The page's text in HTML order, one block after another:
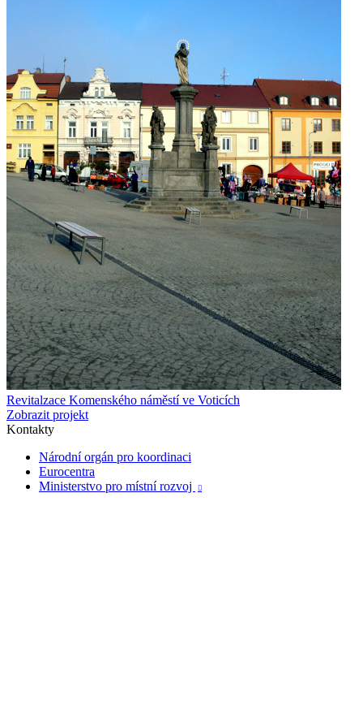
Revitalzace Komenského náměstí ve Voticích
Zobrazit projekt
Kontakty
Národní orgán pro koordinaci
Eurocentra
Ministerstvo pro místní rozvoj
